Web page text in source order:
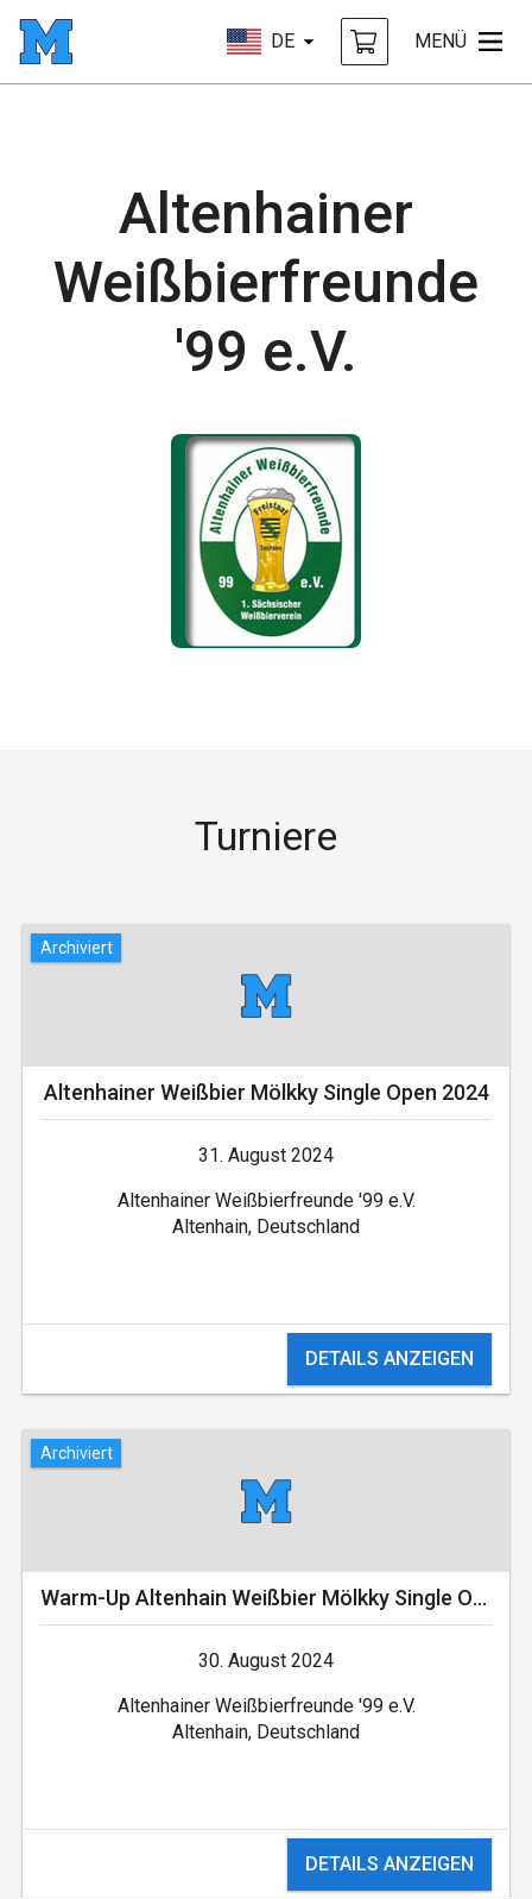
DE MENÜ
Altenhainer
Weißbierfreunde
'99 e.V.
Turniere
Archiviert
Altenhainer Weißbier­ Mölkky Single Open ­2024
31. August 2024
Altenhainer Weißbierfreunde '99 e.V.
Altenhain, Deutschland
DETAILS ANZEIGEN
Archiviert
Warm-Up Altenhain Weißbier Mölkky Single Open 2024
30. August 2024
Altenhainer Weißbierfreunde '99 e.V.
Altenhain, Deutschland
DETAILS ANZEIGEN